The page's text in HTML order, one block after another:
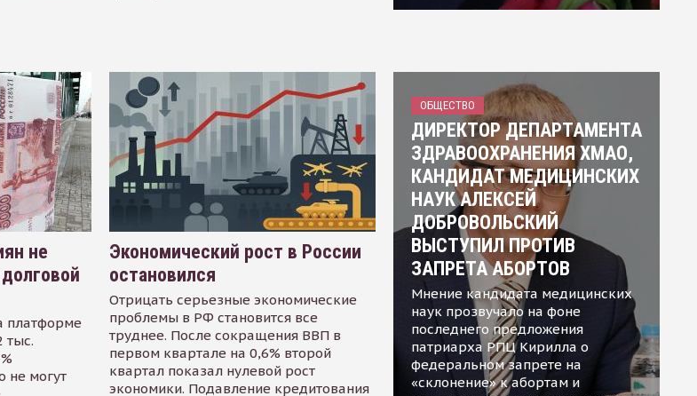
не
платформе
тыс.
не могут
Экономический рост в России
остановился
Отрицать серьезные экономические
проблемы в РФ становится все
труднее. После сокращения ВВП в
первом квартале на 0,6% второй
квартал показал нулевой рост
экономики. Подавление кредитования
ОБЩЕСТВО
ДИРЕКТОР ДЕПАРТАМЕНТА
ЗДРАВООХРАНЕНИЯ ХМАО,
КАНДИДАТ МЕДИЦИНСКИХ
НАУК АЛЕКСЕЙ
ДОБРОВОЛЬСКИЙ
ВЫСТУПИЛ ПРОТИВ
ЗАПРЕТА АБОРТОВ
Мнение кандидата медицинских
наук прозвучало на фоне
последнего предложения
патриарха РПЦ Кирилла о
федеральном запрете на
«склонение» к абортам и